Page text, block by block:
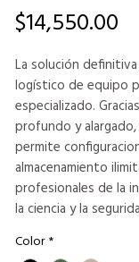
$14,550.00
La solución
logístico de equipo
especializado.
profundo y alargado,
permite
almacenamiento
profesionales de la
la ciencia y la
Color *